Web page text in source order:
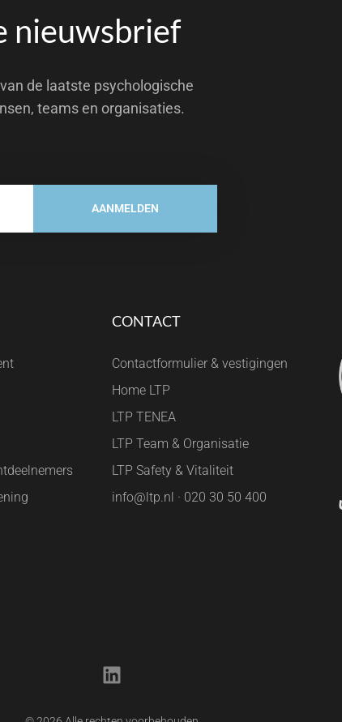
nieuwsbrief
de laatste psychologische
teams en organisaties.
AANMELDEN
CONTACT
Contactformulier & vestigingen
Home LTP
LTP TENEA
LTP Team & Organisatie
LTP Safety & Vitaliteit
info@ltp.nl · 020 30 50 400